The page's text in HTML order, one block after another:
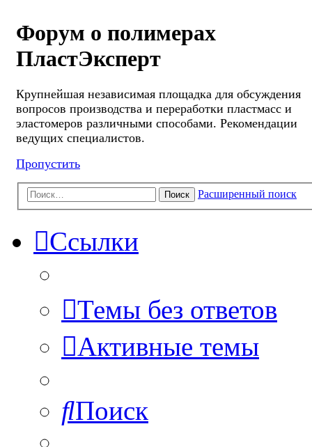
Форум о полимерах
ПластЭксперт
Крупнейшая независимая площадка для обсуждения
вопросов производства и переработки пластмасс и
эластомеров различными способами. Рекомендации
ведущих специалистов.
Пропустить
Поиск Расширенный поиск
Ссылки
Темы без ответов
Активные темы
Поиск